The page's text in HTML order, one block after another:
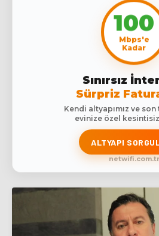
100
Mbps'e
Kadar
Sınırsız
Sürpriz
Kendi altyapımız ve
evinize özel
ALTYAPI
netwifi.com.tr